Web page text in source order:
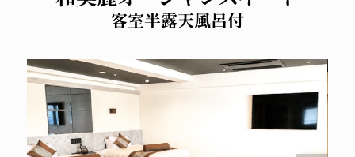
客室半露天風呂付